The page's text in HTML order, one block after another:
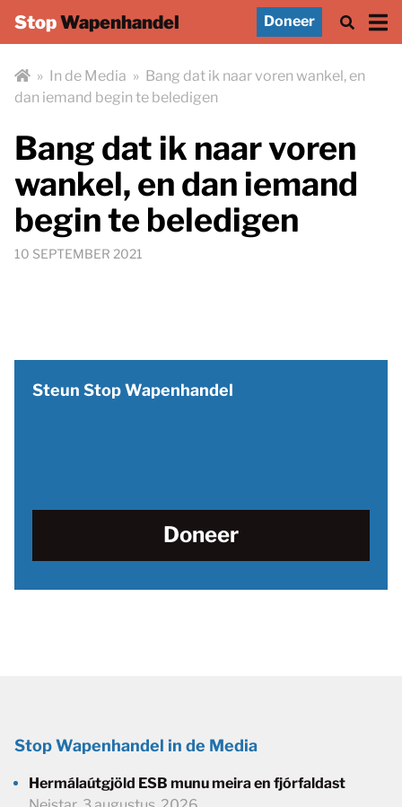
StopWapenhandel Doneer
» In de Media » Bang dat ik naar voren wankel, en
dan iemand begin te beledigen
Bang dat ik naar voren
wankel, en dan iemand
begin te beledigen
10 SEPTEMBER 2021
Steun Stop Wapenhandel
Doneer
Stop Wapenhandel in de Media
Hermálaútgjöld ESB munu meira en fjórfaldast